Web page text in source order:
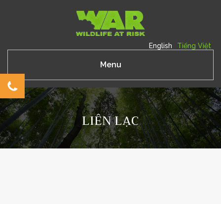
Tiếng Việt
English
Menu
LIÊN LẠC